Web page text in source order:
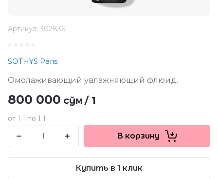
Артикул: 302836
SOTHYS Paris
Омолаживающий увлажняющий флюид.
800 000 сўм /1
от 1 1 по 1 1
В корзину
Купить в 1 клик